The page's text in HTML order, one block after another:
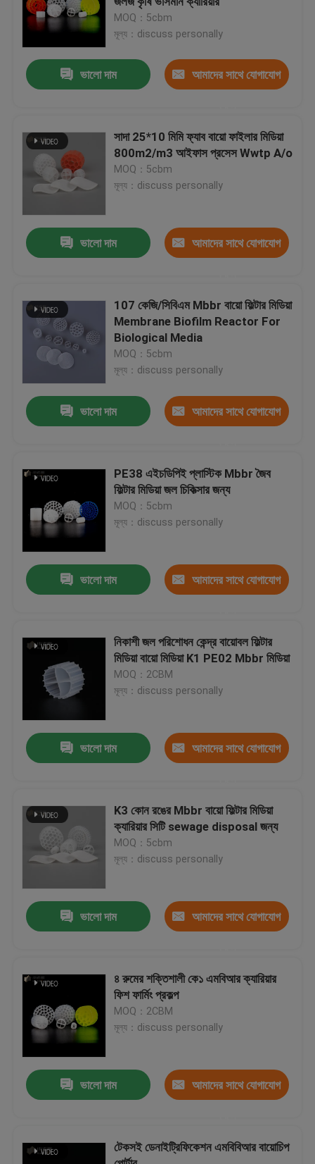
বাড়ি
আমাদের সম্পর্কে
কারখানা ভ্রমণ
মান নিয়ন্ত্রণ
আমাদের সাথে যোগাযোগ করুন
ব্লগ
উদ্ধৃতির জন্য আবেদন
এমবিবিআর বায়ো মিডিয়া
MOQ：5cbm
মূল্য：discuss personally
ভালো দাম আমাদের সাথে যোগাযোগ
সাদা 25*10 মিমি ফ্যাব বায়ো ফাইলার মিডিয়া
800m2/m3 আইফাস প্রসেস Wwtp A/o
MOQ：5cbm
মূল্য：discuss personally
ভালো দাম আমাদের সাথে যোগাযোগ
107 কেজি/সিবিএম Mbbr বায়ো ফিল্টার মিডিয়া
Membrane Biofilm Reactor For
Biological Media
MOQ：5cbm
মূল্য：discuss personally
ভালো দাম আমাদের সাথে যোগাযোগ
PE38 এইচডিপিই প্লাস্টিক Mbbr জৈব
ফিল্টার মিডিয়া জল চিকিত্সার জন্য
MOQ：5cbm
মূল্য：discuss personally
ভালো দাম আমাদের সাথে যোগাযোগ
নিকাশী জল পরিশোধন কেন্দ্র বায়োবল ফিল্টার
মিডিয়া বায়ো মিডিয়া K1 PE02 Mbbr মিডিয়া
MOQ：2CBM
মূল্য：discuss personally
ভালো দাম আমাদের সাথে যোগাযোগ
K3 কোন রঙের Mbbr বায়ো ফিল্টার মিডিয়া
ক্যারিয়ার সিটি sewage disposal জন্য
MOQ：5cbm
মূল্য：discuss personally
ভালো দাম আমাদের সাথে যোগাযোগ
৪ রুমের শক্তিশালী কে১ এমবিআর ক্যারিয়ার
ফিশ ফার্মিং প্রকল্প
MOQ：2CBM
মূল্য：discuss personally
ভালো দাম আমাদের সাথে যোগাযোগ
টেকসই ডেনাইট্রিফিকেশন এমবিবিআর বায়োচিপ